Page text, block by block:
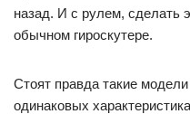
назад. И с рулем, сделать
обычном гироскутере.
Стоят правда такие
одинаковых